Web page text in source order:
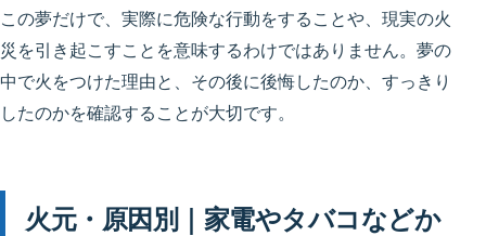
この夢だけで、実際に危険な行動をすることや、現実の火
災を引き起こすことを意味するわけではありません。夢の
中で火をつけた理由と、その後に後悔したのか、すっきり
したのかを確認することが大切です。
火元・原因別｜家電やタバコなどか